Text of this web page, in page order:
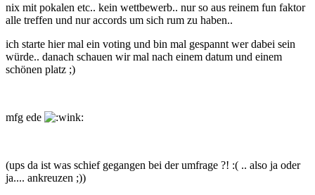
nix mit pokalen etc.. kein wettbewerb.. nur so aus reinem fun faktor
alle treffen und nur accords um sich rum zu haben..
ich starte hier mal ein voting und bin mal gespannt wer dabei sein
würde.. danach schauen wir mal nach einem datum und einem
schönen platz ;)
mfg ede
(ups da ist was schief gegangen bei der umfrage ?! :( .. also ja oder
ja.... ankreuzen ;))